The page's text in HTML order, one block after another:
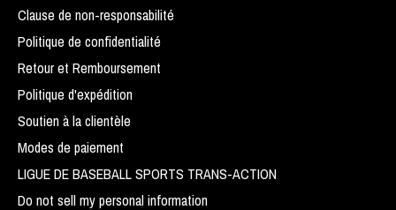
Clause de non-responsabilité
Politique de confidentialité
Retour et Remboursement
Politique d'expédition
Soutien à la clientèle
Modes de paiement
LIGUE DE BASEBALL SPORTS TRANS-ACTION
Do not sell my personal information